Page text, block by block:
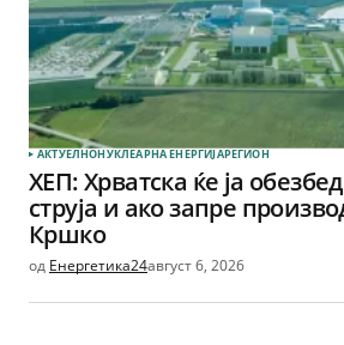
АКТУЕЛНОНУКЛЕАРНА ЕНЕРГИЈАРЕГИОН
ХЕП: Хрватска ќе ја
струја и ако запре
Кршко
од Енергетика24август 6, 2026